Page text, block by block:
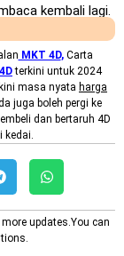
kembali lagi.
MKT 4D,Carta
terkini untuk 2024
masa nyata harga
juga boleh pergi ke
dan bertaruh 4D
kedai.
updates.You can